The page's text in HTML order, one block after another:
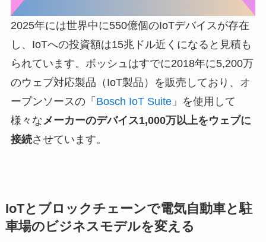
2025年には世界中に550億個のIoTデバイスが存在
し、IoTへの投資額は15兆ドル近くになると見積も
られています。ボッシュはすでに2018年に5,200万
のウェブ対応製品（IoT製品）を販売しており、オ
ープンソースの「 Bosch IoT Suite」を使用して
様々なメーカーのデバイス1,000万以上をウェブに
接続させています。
IoTとブロックチェーンで電気自動車と駐
車場のビジネスモデルを変える